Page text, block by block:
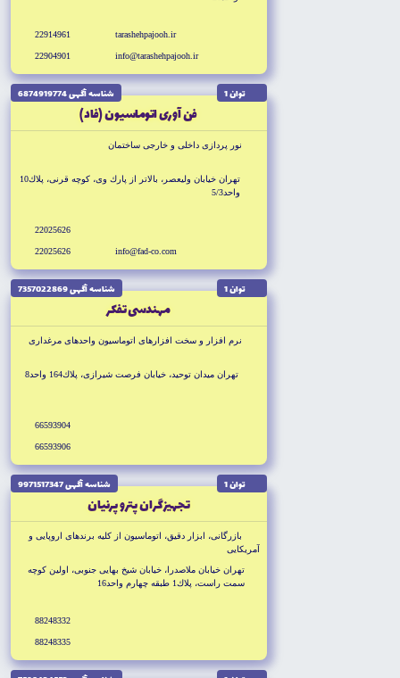
tarashehpajooh.ir
info@tarashehpajooh.ir
22914961
22904901
توان 1 شناسه آگهى 6874919774
فن آورى اتوماسيون (فاد)
نور پردازى داخلى و خارجى ساختمان
تهران خيابان وليعصر، بالاتر از پارك وى، كوچه قرنى، پلاك10
واحد5/3
info@fad-co.com
22025626
22025626
توان 1 شناسه آگهى 7357022869
مهندسى تفكر
نرم افزار و سخت افزارهاى اتوماسيون واحدهاى مرغدارى
تهران ميدان توحيد، خيابان فرصت شيرازى، پلاك164 واحد8
66593904
66593906
توان 1 شناسه آگهى 9971517347
تجهيزگران پترو پرنيان
بازرگانى، ابزار دقيق، اتوماسيون از كليه برندهاى اروپايى و
آمريكايى
تهران خيابان ملاصدرا، خيابان شيخ بهايى جنوبى، اولين كوچه
سمت راست، پلاك1 طبقه چهارم واحد16
88248332
88248335